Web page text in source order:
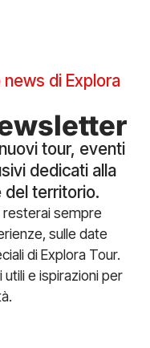
di Explora
tour, eventi
dedicati alla
del territorio.
resterai sempre
sulle date
di Explora Tour.
e ispirazioni per